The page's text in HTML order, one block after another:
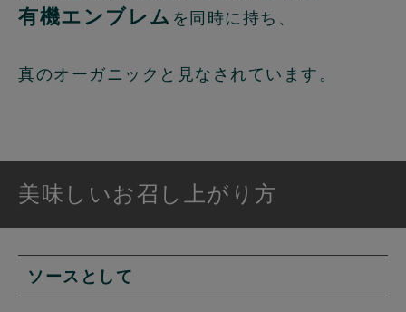
有機エンブレム を同時に持ち、
真のオーガニックと見なされています。
美味しいお召し上がり方
ソースとして